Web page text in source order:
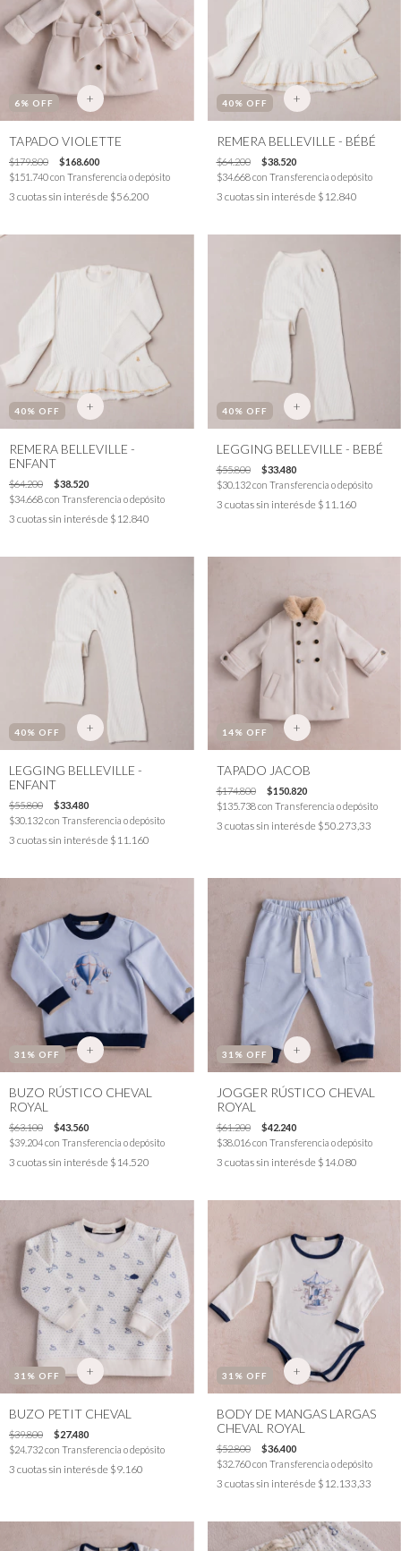
6% OFF +
TAPADO VIOLETTE
$179.800
$168.600
$151.740con Transferencia o depósito
3 cuotas sin interés de $56.200
40% OFF +
REMERA BELLEVILLE - BÉBÉ
$64.200
$38.520
$34.668con Transferencia o depósito
3 cuotas sin interés de $12.840
40% OFF +
REMERA BELLEVILLE -
ENFANT
$64.200
$38.520
$34.668con Transferencia o depósito
3 cuotas sin interés de $12.840
40% OFF +
LEGGING BELLEVILLE - BEBÉ
$55.800
$33.480
$30.132con Transferencia o depósito
3 cuotas sin interés de $11.160
40% OFF +
LEGGING BELLEVILLE -
ENFANT
$55.800
$33.480
$30.132con Transferencia o depósito
3 cuotas sin interés de $11.160
14% OFF +
TAPADO JACOB
$174.800
$150.820
$135.738con Transferencia o depósito
3 cuotas sin interés de $50.273,33
31 % OFF +
BUZO RÚSTICO CHEVAL
ROYAL
$63.100
$43.560
$39.204con Transferencia o depósito
3 cuotas sin interés de $14.520
31 % OFF +
JOGGER RÚSTICO CHEVAL
ROYAL
$61.200
$42.240
$38.016con Transferencia o depósito
3 cuotas sin interés de $14.080
31 % OFF +
BUZO PETIT CHEVAL
$39.800
$27.480
$24.732con Transferencia o depósito
3 cuotas sin interés de $9.160
31 % OFF +
BODY DE MANGAS LARGAS
CHEVAL ROYAL
$52.800
$36.400
$32.760con Transferencia o depósito
3 cuotas sin interés de $12.133,33